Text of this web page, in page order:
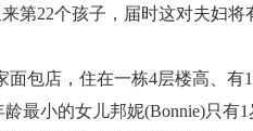
第22个孩子，届时这对夫妇
店，住在一栋4层楼高、有
最小的女儿邦妮(Bonnie)只